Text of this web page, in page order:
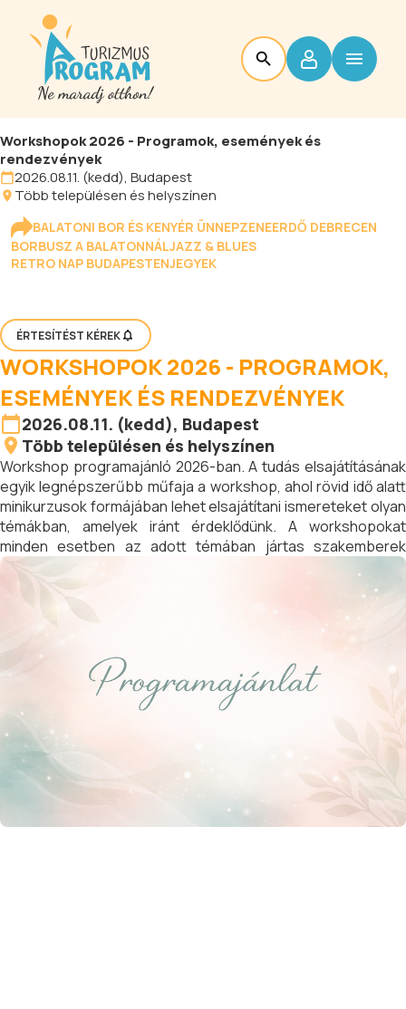
Workshopok 2026 - Programok, események és
rendezvények
2026.08.11. (kedd), Budapest
Több településen és helyszínen
BALATONI BOR ÉS KENYÉR ÜNNEPZENEERDŐ DEBRECEN
BORBUSZ A BALATONNÁLJAZZ & BLUES
RETRO NAP BUDAPESTENJEGYEK
ÉRTESÍTÉST KÉREK
WORKSHOPOK 2026 - PROGRAMOK,
ESEMÉNYEK ÉS RENDEZVÉNYEK
2026.08.11. (kedd), Budapest
Több településen és helyszínen
Workshop programajánló 2026-ban. A tudás elsajátításának
egyik legnépszerűbb műfaja a workshop, ahol rövid idő alatt
minikurzusok formájában lehet elsajátítani ismereteket olyan
témákban, amelyek iránt érdeklődünk. A workshopokat
minden esetben az adott témában jártas szakemberek
tartják. A workshopokra az érdeklődők előzetesen
jelentkezhetnek.